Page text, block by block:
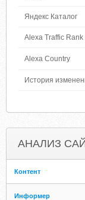
Яндекс Каталог
Alexa Traffic Rank
Alexa Country
История
АНАЛИЗ
Контент
Информер